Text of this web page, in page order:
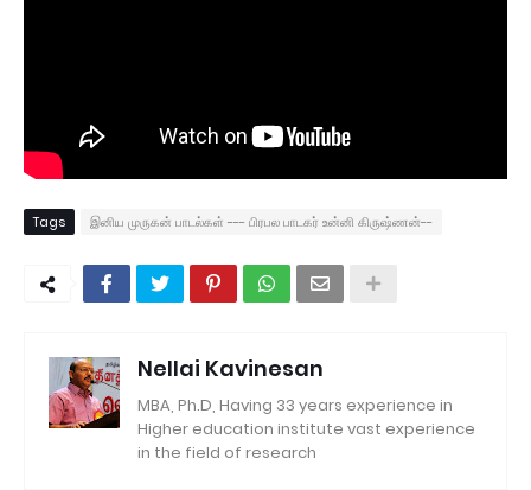
Tags இனிய முருகன் பாடல்கள் --- பிரபல பாடகர் உன்னி கிருஷ்ணன்--
Nellai Kavinesan
MBA, Ph.D, Having 33 years experience in
Higher education institute vast experience
in the field of research